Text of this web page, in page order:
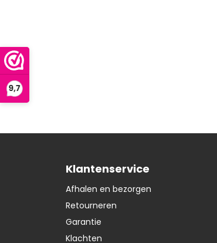
Klantenservice
Afhalen en bezorgen
Retourneren
Garantie
Klachten